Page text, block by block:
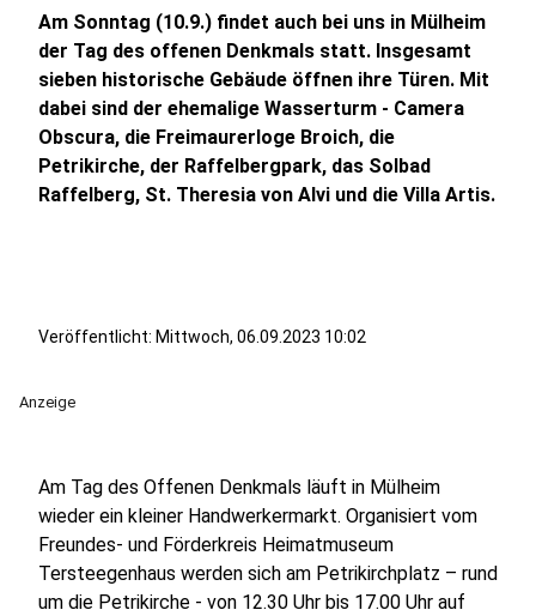
Am Sonntag (10.9.) findet auch bei uns in Mülheim
der Tag des offenen Denkmals statt. Insgesamt
sieben historische Gebäude öffnen ihre Türen. Mit
dabei sind der ehemalige Wasserturm - Camera
Obscura, die Freimaurerloge Broich, die
Petrikirche, der Raffelbergpark, das Solbad
Raffelberg, St. Theresia von Alvi und die Villa Artis.
Veröffentlicht: Mittwoch, 06.09.2023 10:02
Anzeige
Am Tag des Offenen Denkmals läuft in Mülheim
wieder ein kleiner Handwerkermarkt. Organisiert vom
Freundes- und Förderkreis Heimatmuseum
Tersteegenhaus werden sich am Petrikirchplatz – rund
um die Petrikirche - von 12.30 Uhr bis 17.00 Uhr auf